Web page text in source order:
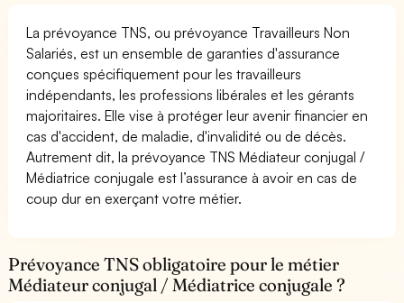
La prévoyance TNS, ou prévoyance Travailleurs Non
Salariés, est un ensemble de garanties d'assurance
conçues spécifiquement pour les travailleurs
indépendants, les professions libérales et les gérants
majoritaires. Elle vise à protéger leur avenir financier en
cas d'accident, de maladie, d'invalidité ou de décès.
Autrement dit, la prévoyance TNS Médiateur conjugal /
Médiatrice conjugale est l’assurance à avoir en cas de
coup dur en exerçant votre métier.
Prévoyance TNS obligatoire pour le métier
Médiateur conjugal / Médiatrice conjugale ?